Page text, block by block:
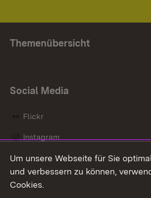
Themenübersicht
Social Media
Flickr
Instagram
Social Wall
Um unsere Webseite für Sie
und verbessern zu können,
Cookies.